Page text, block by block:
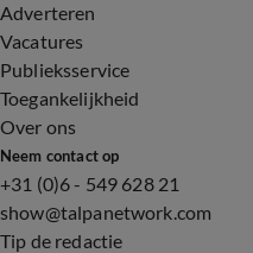
Adverteren
Vacatures
Publieksservice
Toegankelijkheid
Over ons
Neem contact op
+31 (0)6 - 549 628 21
show@talpanetwork.com
Tip de redactie